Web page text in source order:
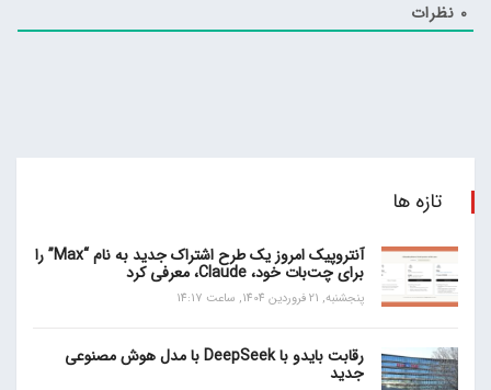
0 نظرات
تازه ها
آنتروپیک امروز یک طرح اشتراک جدید به نام “Max” را
برای چت‌بات خود، Claude، معرفی کرد
پنجشنبه, 21 فروردین 1404, ساعت 14:17
رقابت بایدو با DeepSeek با مدل هوش مصنوعی
جدید